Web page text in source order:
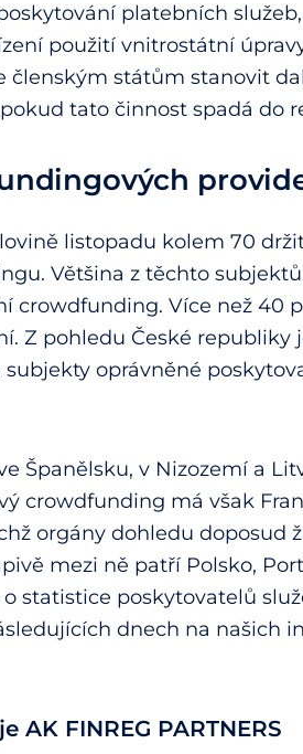
platebních
použití vnitrostátní
členským státům stanovit
tato činnost spadá do
listopadu kolem 70
Většina z těchto
crowdfunding. Více než 40
Z pohledu České republiky
oprávněné
Španělsku, v Nizozemí a
crowdfunding má však
orgány dohledu doposud
mezi ně patří Polsko,
statistice poskytovatelů
dnech na našich
FINREG PARTNERS